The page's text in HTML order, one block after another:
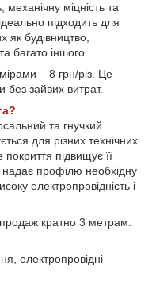
міцність та
підходить для
як будівництво,
багато іншого.
– 8 грн/різ. Це
без зайвих витрат.
та гнучкий
для різних технічних
підвищує її
надає профілю необхідну
електропровідність і
кратно 3 метрам.
електропровідні